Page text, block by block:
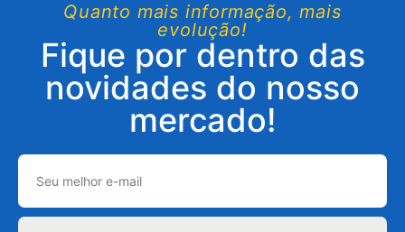
Quanto mais informação, mais
evolução!
Fique por dentro das
novidades do nosso
mercado!